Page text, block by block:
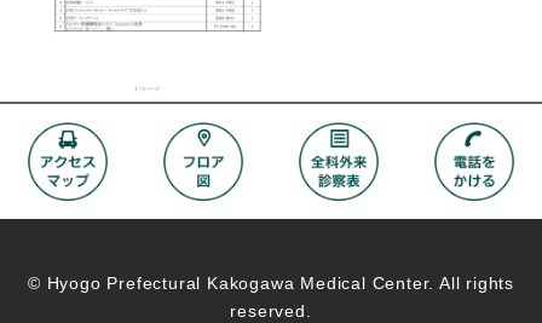
© Hyogo Prefectural Kakogawa Medical Center. All rights
reserved.